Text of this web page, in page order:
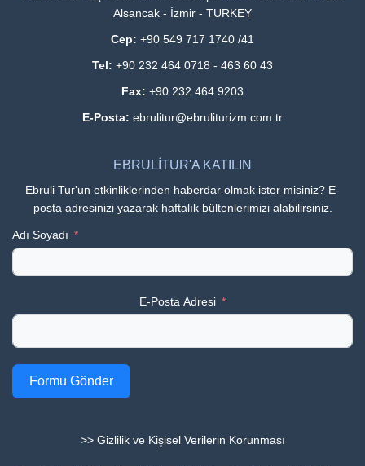
Alsancak - İzmir - TURKEY
Cep: +90 549 717 1740 /41
Tel: +90 232 464 0718 - 463 60 43
Fax: +90 232 464 9203
E-Posta: ebrulitur@ebruliturizm.com.tr
EBRULİTUR'A KATILIN
Ebruli Tur'un etkinliklerinden haberdar olmak ister misiniz? E-
posta adresinizi yazarak haftalık bültenlerimizi alabilirsiniz.
Adı Soyadı
E-Posta Adresi
Formu Gönder
>> Gizlilik ve Kişisel Verilerin Korunması